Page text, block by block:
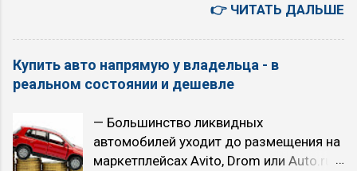
колодок или другие проблемы в
жидкости (мигание указывает на сбой)
...
Искусственный Интеллект или ядерный
автомобили, авто аукционы, история,
бизнес, культура, быт. 您好！若为文心千
议您可联系千帆咨询反馈，网址
https://qianfan.cloud.baidu.com/ 。感谢
您的关注与支持 - как есть. 5 августа.
👉 ЧИТАТЬ ДАЛЬШЕ
Купить авто напрямую у владельца - в
реальном состоянии и дешевле
— Большинство ликвидных
автомобилей уходит до размещения на
маркетплейсах Avito, Drom или Auto.ru